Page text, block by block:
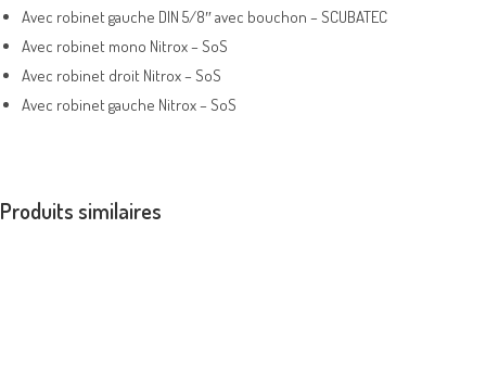
Avec robinet gauche DIN 5/8″ avec bouchon – SCUBATEC
Avec robinet mono Nitrox – SoS
Avec robinet droit Nitrox – SoS
Avec robinet gauche Nitrox – SoS
Produits similaires